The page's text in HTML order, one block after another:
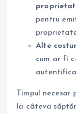
pentru
Alte
cum ar fi
Timpul
la câteva